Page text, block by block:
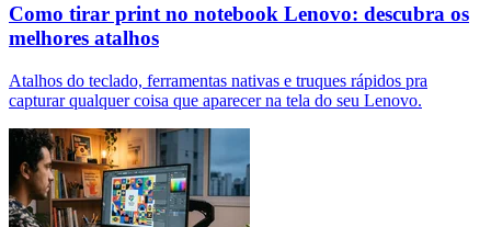
Como tirar print no notebook Lenovo: descubra os
melhores atalhos
Atalhos do teclado, ferramentas nativas e truques rápidos pra
capturar qualquer coisa que aparecer na tela do seu Lenovo.